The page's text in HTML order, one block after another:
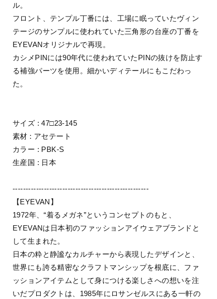
ル。
フロント、テンプル丁番には、工場に眠っていたヴィン
テージのサンプルに使われていた三角形の台座の丁番を
EYEVANオリジナルで再現。
カシメPINには90年代に使われていたPINの抜けを防止す
る補強パーツを使用。細かいディテールにもこだわっ
た。
サイズ : 47□23-145
素材 : アセテート
カラー : PBK-S
生産国 : 日本
----------------------------------------------------
【EYEVAN】
1972年、“着るメガネ”というコンセプトのもと、
EYEVANは日本初のファッションアイウェアブランドと
して生まれた。
日本の粋と静謐なカルチャーから表現したデザインと、
世界にも誇る精密なクラフトマンシップを根底に、ファ
ッションアイテムとして身につける楽しさへの想いを注
いだプロダクトは、1985年にロサンゼルスにある一軒の